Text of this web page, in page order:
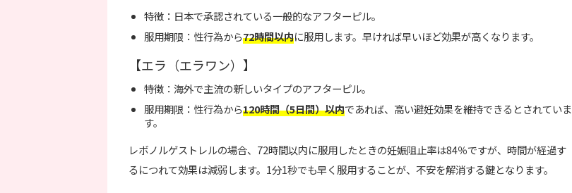
特徴：日本で承認されている一般的なアフターピル。
服用期限：性行為から72時間以内に服用します。早ければ早いほど効果が高くなります。
【エラ（エラワン）】
特徴：海外で主流の新しいタイプのアフターピル。
服用期限：性行為から120時間（5日間）以内であれば、高い避妊効果を維持できるとされていま
す。
レボノルゲストレルの場合、72時間以内に服用したときの妊娠阻止率は84％ですが、時間が経過す
るにつれて効果は減弱します。1分1秒でも早く服用することが、不安を解消する鍵となります。